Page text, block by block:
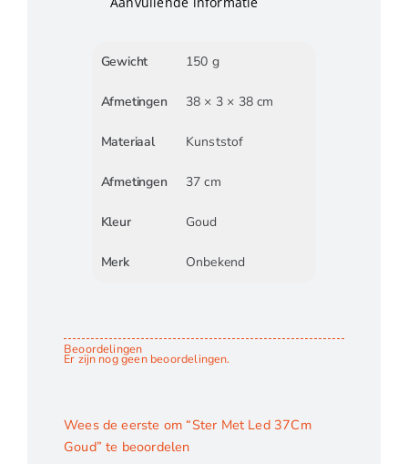
Gewicht 150 g
Afmetingen 38 × 3 × 38 cm
Materiaal Kunststof
Afmetingen 37 cm
Kleur Goud
Merk Onbekend
Beoordelingen
Er zijn nog geen beoordelingen.
Wees de eerste om “Ster Met Led 37Cm
Goud” te beoordelen